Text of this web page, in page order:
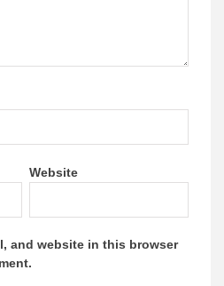
Website
and website in this browser